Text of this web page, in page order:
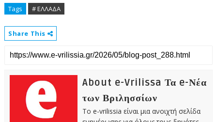
Tags # ΕΛΛΑΔΑ
Share This
About e-Vrilissa Τα e-Νέα
των Βριλησσίων
Το e-vrilissia είναι μια ανοιχτή σελίδα